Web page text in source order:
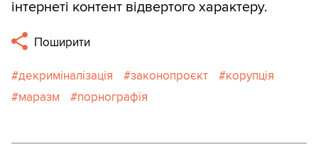
інтернеті контент відвертого характеру.
Поширити
декриміналізація законопроєкт
корупція
маразм
порнографія